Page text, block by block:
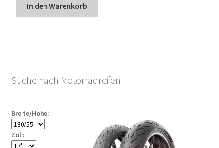
In den Warenkorb
Suche nach Motorradreifen
Breite/Höhe:
Zoll: